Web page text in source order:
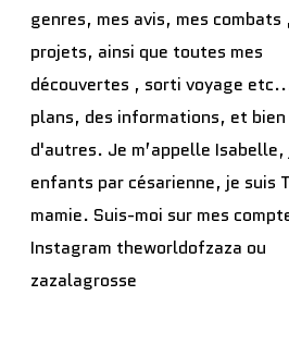
genres, mes avis, mes combats
projets, ainsi que toutes mes
découvertes , sorti voyage
plans, des informations, et bien
d'autres. Je m’appelle
enfants par césarienne, je suis
mamie. Suis-moi sur mes
Instagram theworldofzaza ou
zazalagrosse